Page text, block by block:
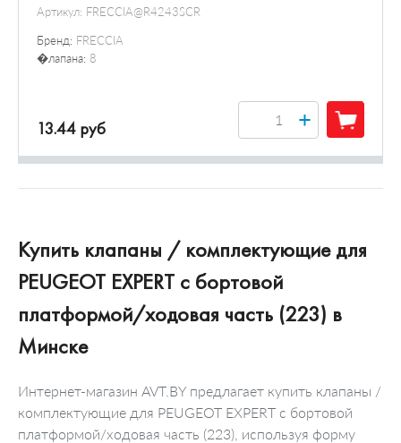
Артикул: FRECCIA@R4243SCR
Бренд: FRECCIA
�лапана: 8
13.44 руб +
Купить клапаны / комплектующие для
PEUGEOT EXPERT c бортовой
платформой/ходовая часть (223) в
Минске
Интернет-магазин AVT.BY предлагает купить клапаны /
комплектующие для PEUGEOT EXPERT c бортовой
платформой/ходовая часть (223), используя форму